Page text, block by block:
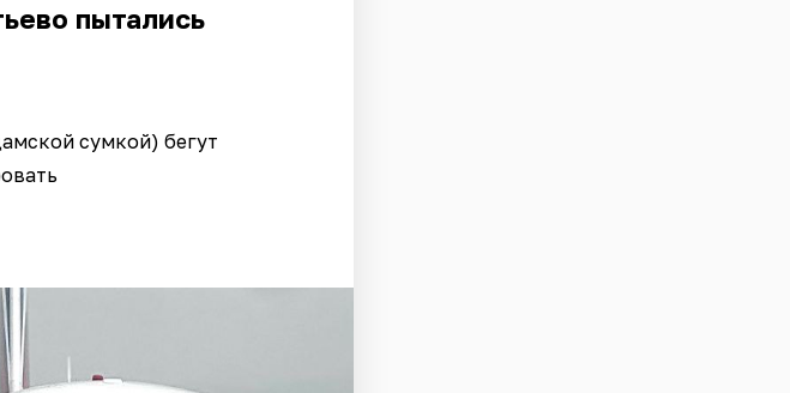
пытались
сумкой) бегут